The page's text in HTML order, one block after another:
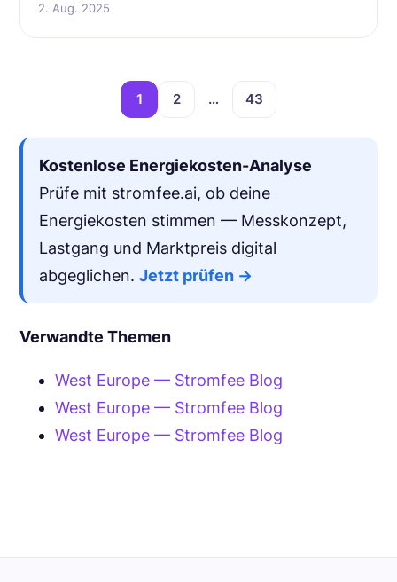
2. Aug. 2025
1 2 … 43
Kostenlose Energiekosten-Analyse
Prüfe mit stromfee.ai, ob deine
Energiekosten stimmen — Messkonzept,
Lastgang und Marktpreis digital
abgeglichen.Jetzt prüfen →
Verwandte Themen
West Europe — Stromfee Blog
West Europe — Stromfee Blog
West Europe — Stromfee Blog